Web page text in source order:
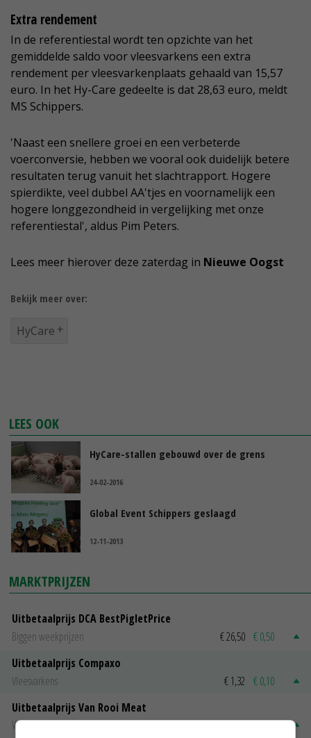
Extra rendement
In de referentiestal wordt ten opzichte van het
gemiddelde saldo voor vleesvarkens een extra
rendement per vleesvarkenplaats gehaald van 15,57
euro. In het Hy-Care gedeelte is dat 28,63 euro, meldt
MS Schippers.
'Naast een snellere groei en een verbeterde
voerconversie, hebben we vooral ook duidelijk betere
resultaten terug vanuit het slachtrapport. Hogere
spierdikte, veel dubbel AA'tjes en voornamelijk een
hogere longgezondheid in vergelijking met onze
referentiestal', aldus Pim Peters.
Lees meer hierover deze zaterdag in Nieuwe Oogst
Bekijk meer over:
HyCare
LEES OOK
HyCare-stallen gebouwd over de grens
24-02-2016
Global Event Schippers geslaagd
12-11-2013
MARKTPRIJZEN
Uitbetaalprijs DCA BestPigletPrice
Biggen weekprijzen
€ 26,50 € 0,50
Uitbetaalprijs Compaxo
Vleesvarkens
€ 1,32 € 0,10
Uitbetaalprijs Van Rooi Meat
Vleesvarkens
€ 1,25 € 0,10